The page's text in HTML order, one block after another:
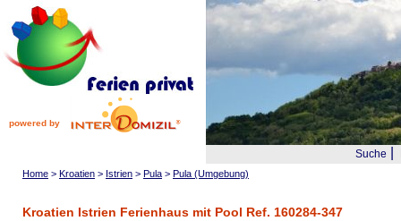
powered by
Suche
Home > Kroatien > Istrien > Pula > Pula (Umgebung)
Kroatien Istrien Ferienhaus mit Pool Ref. 160284-347